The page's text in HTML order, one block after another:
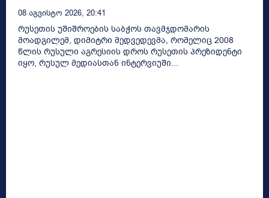
08 Აგვისტო 2026, 20:41
რუსეთის უშიშროების საბჭოს თავმჯდომარის
მოადგილემ, დიმიტრი მედვედევმა, რომელიც 2008
წლის რუსული აგრესიის დროს რუსეთის პრეზიდენტი
იყო, რუსულ მედიასთან ინტერვიუში...